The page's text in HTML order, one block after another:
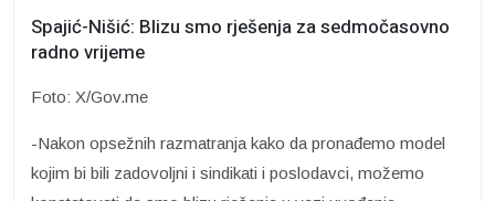
Spajić-Nišić: Blizu smo rješenja za sedmočasovno
radno vrijeme
Foto: X/Gov.me
-Nakon opsežnih razmatranja kako da pronađemo model
kojim bi bili zadovoljni i sindikati i poslodavci, možemo